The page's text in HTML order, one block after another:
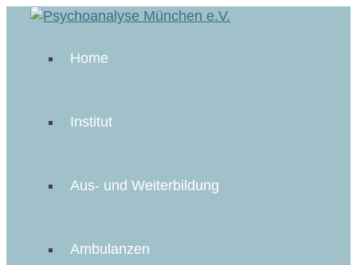
Home
Institut
Aus- und Weiterbildung
Ambulanzen